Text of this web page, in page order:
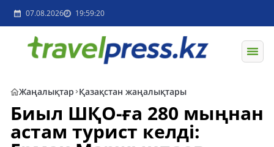
07.08.2026 19:59:20
Жаңалықтар Қазақстан жаңалықтары
Биыл ШҚО-ға 280 мыңнан
астам турист келді: